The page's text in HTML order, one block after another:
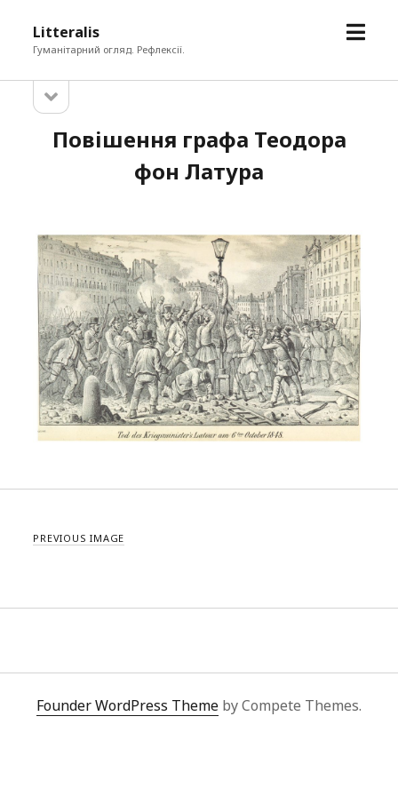
Litteralis
Гуманітарний огляд. Рефлексії.
open
Sidebarsidebar
Повішення графа Теодора
фон Латура
PREVIOUS IMAGE
Founder WordPress Theme by Compete Themes.